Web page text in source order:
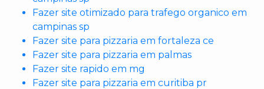
Fazer site otimizado para trafego organico em
campinas sp
Fazer site para pizzaria em fortaleza ce
Fazer site para pizzaria em palmas
Fazer site rapido em mg
Fazer site para pizzaria em curitiba pr